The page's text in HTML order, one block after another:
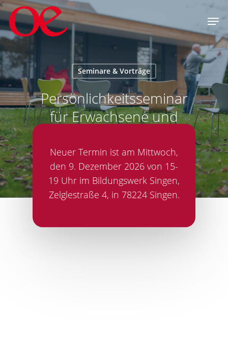
Skip
to
main
content
Seminare & Vorträge
Persönlichkeitsseminar
für Erwachsene und
Potential
Neuer Termin ist am Mittwoch,
den 9. Dezember 2026 von 15-
19 Uhr im Bildungswerk Singen,
Zelglestraße 4, in 78224 Singen.